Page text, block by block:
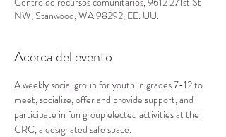
NW, Stanwood, WA 98292, EE. UU.
Acerca del evento
A weekly social group for youth in grades 7-12 to
meet, socialize, offer and provide support, and
participate in fun group elected activities at the
CRC, a designated safe space.